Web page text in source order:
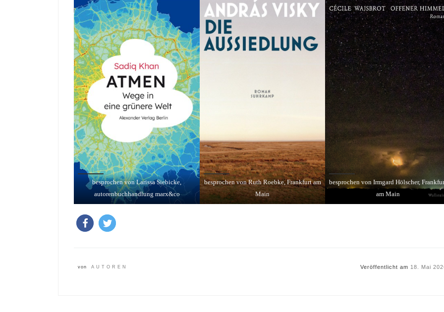
besprochen von Larissa Siebicke,
autorenbuchhandlung marx&co
besprochen von Ruth Roebke, Frankfurt am
Main
besprochen von Irmgard Hölscher,
am Main
von AUTOREN Veröffentlicht am 18. Mai